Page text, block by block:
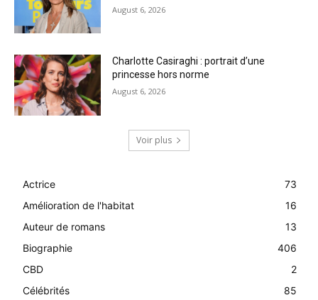
August 6, 2026
Charlotte Casiraghi : portrait d’une
princesse hors norme
August 6, 2026
Voir plus
Actrice
73
Amélioration de l'habitat
16
Auteur de romans
13
Biographie
406
CBD
2
Célébrités
85